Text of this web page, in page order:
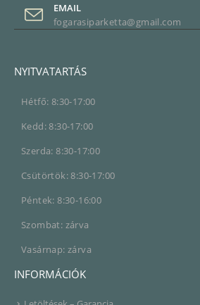
EMAIL
fogarasiparketta@gmail.com
NYITVATARTÁS
Hétfő: 8:30-17:00
Kedd: 8:30-17:00
Szerda: 8:30-17:00
Csütörtök: 8:30-17:00
Péntek: 8:30-16:00
Szombat: zárva
Vasárnap: zárva
INFORMÁCIÓK